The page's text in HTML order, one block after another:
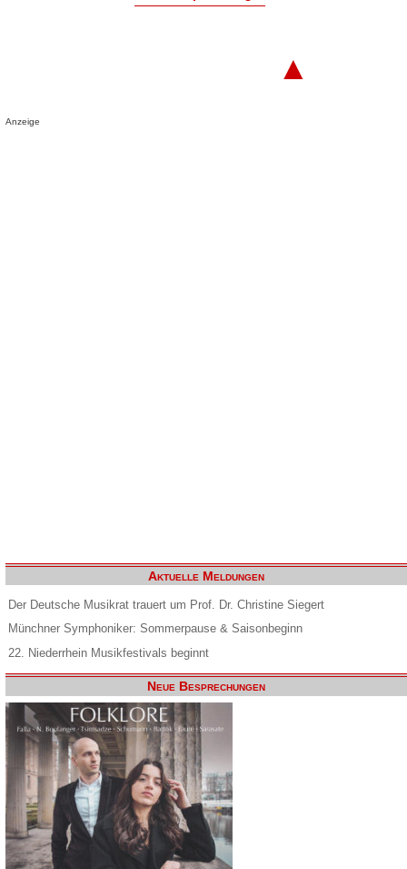
▲
Anzeige
Aktuelle Meldungen
Der Deutsche Musikrat trauert um Prof. Dr. Christine Siegert
Münchner Symphoniker: Sommerpause & Saisonbeginn
22. Niederrhein Musikfestivals beginnt
Neue Besprechungen